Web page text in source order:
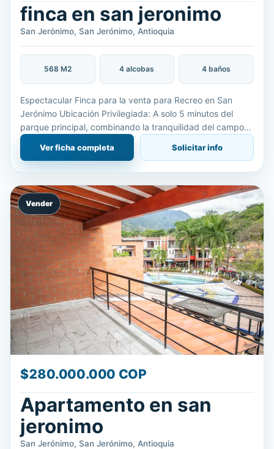
finca en san jeronimo
San Jerónimo, San Jerónimo, Antioquia
568 M2 4 alcobas 4 baños
Espectacular Finca para la venta para Recreo en San
Jerónimo Ubicación Privilegiada: A solo 5 minutos del
parque principal, combinando la tranquilidad del campo
con la comodidad de la zona urbana. Distribución de
Áreas L
Ver ficha completa Solicitar info
Vender
Apartamento en san
jeronimo
San Jerónimo, San Jerónimo, Antioquia
$280.000.000 COP